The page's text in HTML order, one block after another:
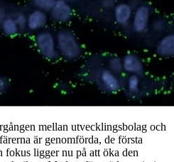
mellan utvecklingsbolag och
är genomförda, de första
fokus ligger nu på att öka den